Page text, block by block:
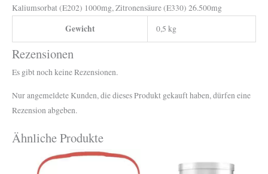
Kaliumsorbat (E202) 1000mg, Zitronensäure (E330) 26.500mg
Gewicht 0,5 kg
Rezensionen
Es gibt noch keine Rezensionen.
Nur angemeldete Kunden, die dieses Produkt gekauft haben, dürfen eine
Rezension abgeben.
Ähnliche Produkte